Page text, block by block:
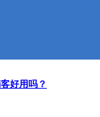
好用吗？